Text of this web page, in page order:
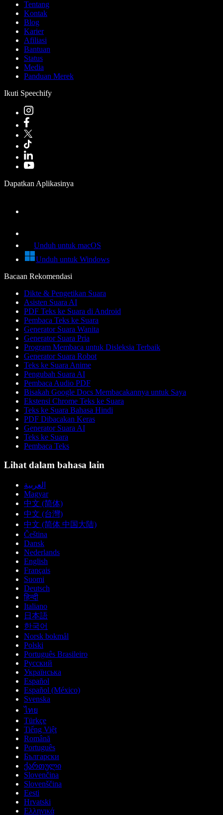
Tentang
Kontak
Blog
Karier
Afiliasi
Bantuan
Status
Media
Panduan Merek
Ikuti Speechify
Dapatkan Aplikasinya
Unduh untuk macOS
Unduh untuk Windows
Bacaan Rekomendasi
Dikte & Pengetikan Suara
Asisten Suara AI
PDF Teks ke Suara di Android
Pembaca Teks ke Suara
Generator Suara Wanita
Generator Suara Pria
Program Membaca untuk Disleksia Terbaik
Generator Suara Robot
Teks ke Suara Anime
Pengubah Suara AI
Pembaca Audio PDF
Bisakah Google Docs Membacakannya untuk Saya
Ekstensi Chrome Teks ke Suara
Teks ke Suara Bahasa Hindi
PDF Dibacakan Keras
Generator Suara AI
Teks ke Suara
Pembaca Teks
Lihat dalam bahasa lain
العربية
Magyar
中文 (简体)
中文 (台灣)
中文 (简体 中国大陆)
Čeština
Dansk
Nederlands
English
Français
Suomi
Deutsch
हिन्दी
Italiano
日本語
한국어
Norsk bokmål
Polski
Português Brasileiro
Русский
Українська
Español
Español (México)
Svenska
ไทย
Türkçe
Tiếng Việt
Română
Português
Български
ქართული
Slovenčina
Slovenščina
Eesti
Hrvatski
Ελληνικά